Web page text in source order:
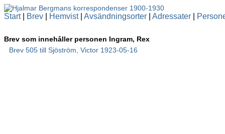
Start| Brev Hemvist| Avsändningsorter Adressater
Brev som innehåller personen Ingram, Rex
Brev 505 till Sjöström, Victor 1923-05-16